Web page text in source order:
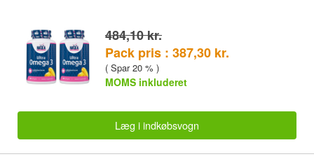
484,10 kr.
Pack pris : 387,30 kr.
( Spar 20 % )
MOMS inkluderet
Læg i indkøbsvogn